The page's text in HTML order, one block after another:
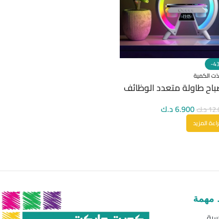
-
الكمية
طاولة متعدد الوظائف
د.ك6.900د.ك
المزيد
مهمة